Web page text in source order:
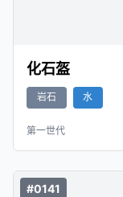
化石盔
岩石 水
第一世代
#0141